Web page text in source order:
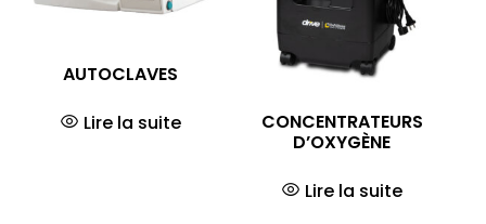
AUTOCLAVES
Lire la suite
CONCENTRATEURS
D’OXYGÈNE
Lire la suite